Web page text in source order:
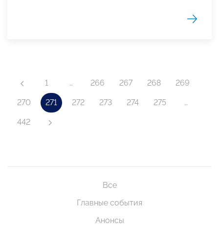
1 … 266 267 268 269
270 271 272 273 274 275 …
442
Все
Главные события
Анонсы